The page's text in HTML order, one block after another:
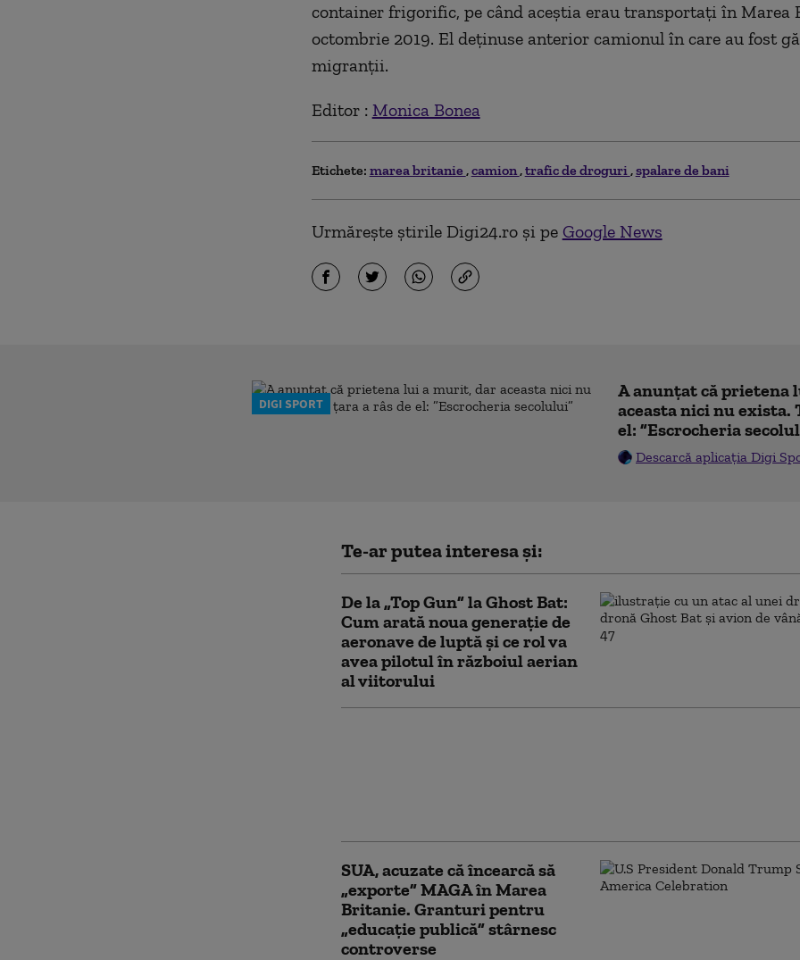
container frigorific, pe când aceștia erau transportați în Marea
octombrie 2019. El deținuse anterior camionul în care au fost
migranții.
Editor : Monica Bonea
Etichete: marea britanie camion trafic de droguri spalare de bani
Urmărește știrile Digi24.ro și pe Google News
DIGI SPORT
A anunțat că prietena
aceasta nici nu exista.
el: ”Escrocheria
Descarcă aplicația Digi
Te-ar putea interesa și:
De la „Top Gun” la Ghost Bat:
Cum arată noua generație de
aeronave de luptă și ce rol va
avea pilotul în războiul aerian
al viitorului
SUA, acuzate că încearcă să
„exporte” MAGA în Marea
Britanie. Granturi pentru
„educație publică” stârnesc
controverse